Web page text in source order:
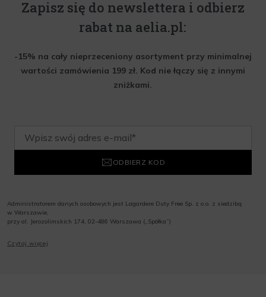
Zapisz się do newslettera i odbierz
rabat na aelia.pl:
-15% na cały nieprzeceniony asortyment przy minimalnej
wartości zamówienia 199 zł. Kod nie łączy się z innymi
zniżkami.
ODBIERZ KOD
Administratorem danych osobowych jest Lagardere Duty Free Sp. z o.o. z siedzibą
w Warszawie,
przy al. Jerozolimskich 174, 02-486 Warszawa („Spółka”)
o.o. informacji handlowych, w tym newslettera, informacji o promocjach i
Czytaj więcej